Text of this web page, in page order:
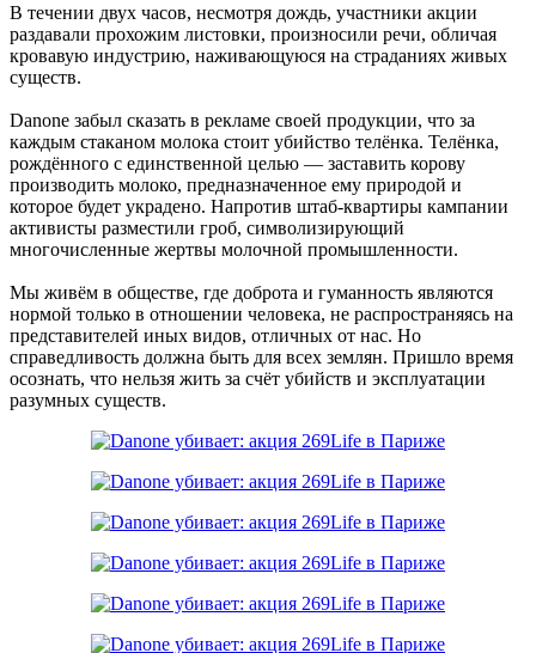
В течении двух часов, несмотря дождь, участники акции
раздавали прохожим листовки, произносили речи, обличая
кровавую индустрию, наживающуюся на страданиях живых
существ.
Danone забыл сказать в рекламе своей продукции, что за
каждым стаканом молока стоит убийство телёнка. Телёнка,
рождённого с единственной целью — заставить корову
производить молоко, предназначенное ему природой и
которое будет украдено. Напротив штаб-квартиры кампании
активисты разместили гроб, символизирующий
многочисленные жертвы молочной промышленности.
Мы живём в обществе, где доброта и гуманность являются
нормой только в отношении человека, не распространяясь на
представителей иных видов, отличных от нас. Но
справедливость должна быть для всех землян. Пришло время
осознать, что нельзя жить за счёт убийств и эксплуатации
разумных существ.